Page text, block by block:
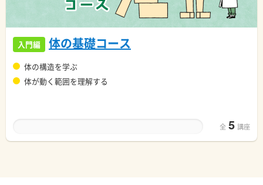
入門編 体の基礎コース
体の構造を学ぶ
体が動く範囲を理解する
全 5 講座